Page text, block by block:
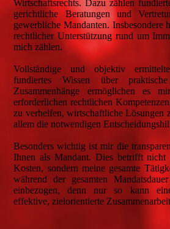
Wirtschaftsrechts. Dazu zählen
gerichtliche Beratungen und
gewerbliche Mandanten. Insbesondere
rechtlicher Unterstützung rund um
mich zählen.
Vollständige und objektiv
fundiertes Wissen über
Zusammenhänge ermöglichen es
erforderlichen rechtlichen
zu verhelfen, wirtschaftliche Lösungen
allem die notwendigen
Besonders wichtig ist mir die
Ihnen als Mandant. Dies betrifft nicht
Kosten, sondern meine gesamte
während der gesamten
einbezogen, denn nur so kann
effektive, zielorientierte